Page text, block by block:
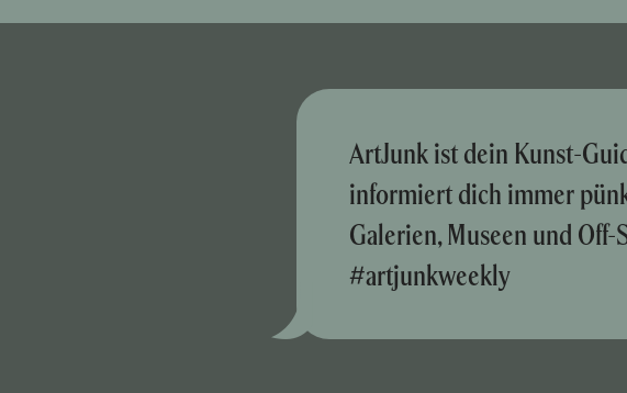
ArtJunk ist dein Kunst-
informiert dich immer
Galerien, Museen und Off-
#artjunkweekly